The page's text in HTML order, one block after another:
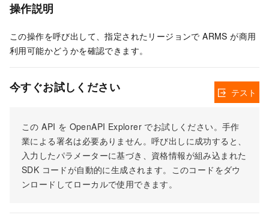
操作説明
この操作を呼び出して、指定されたリージョンで ARMS が商用
利用可能かどうかを確認できます。
今すぐお試しください
この API を OpenAPI Explorer でお試しください。手作
業による署名は必要ありません。呼び出しに成功すると、
入力したパラメーターに基づき、資格情報が組み込まれた
SDK コードが自動的に生成されます。このコードをダウ
ンロードしてローカルで使用できます。
テスト